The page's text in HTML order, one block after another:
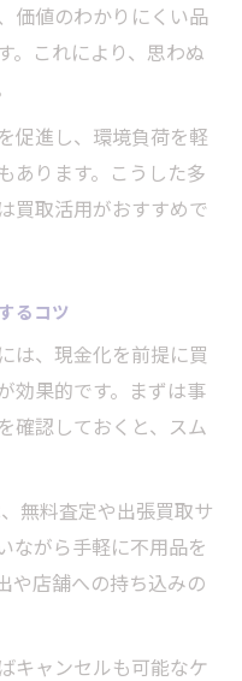
価値のわかりにくい品
。これにより、思わぬ
促進し、環境負荷を軽
あります。こうした多
買取活用がおすすめで
るコツ
は、現金化を前提に買
効果的です。まずは事
確認しておくと、スム
無料査定や出張買取サ
ながら手軽に不用品を
や店舗への持ち込みの
キャンセルも可能なケ